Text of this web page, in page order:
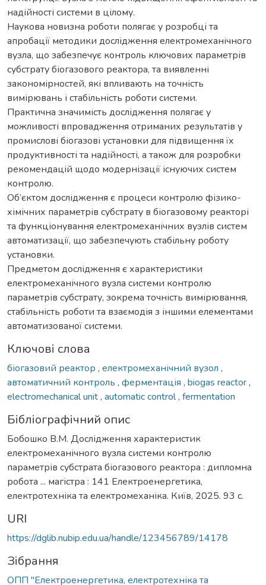
надійності системи в цілому.
Наукова новизна роботи полягає у розробці та
апробації методики дослідження електромеханічного
вузла, що забезпечує контроль ключових параметрів
субстрату біогазового реактора, та виявленні
закономірностей, які впливають на точність
вимірювань і стабільність роботи системи.
Практична значимість дослідження полягає у
можливості впровадження отриманих результатів у
промислові біогазові установки для підвищення їх
продуктивності та надійності, а також для розробки
рекомендацій щодо модернізації існуючих систем
контролю.
Об’єктом дослідження є процеси контролю фізико-
хімічних параметрів субстрату в біогазовому реакторі
та функціонування електромеханічних вузлів систем
автоматизації, що забезпечують стабільну роботу
установки.
Предметом дослідження є характеристики
електромеханічного вузла системи контролю
параметрів субстрату, зокрема точність вимірювання,
стабільність роботи та взаємодія з іншими елементами
автоматизованої системи.
Ключові слова
біогазовий реактор , електромеханічний вузол ,
автоматичний контроль , ферментація , biogas reactor,
electromechanical unit, automatic control, fermentation
Бібліографічний опис
Бобошко В.М. Дослідження характеристик
електромеханічного вузла системи контролю
параметрів субстрата біогазового реактора : дипломна
робота ... магістра : 141 Електроенергетика,
електротехніка та електромеханіка. Київ, 2025. 93 с.
URI
https://dglib.nubip.edu.ua/handle/123456789/14178
Зібрання
ОПП "Електроенергетика, електротехніка та